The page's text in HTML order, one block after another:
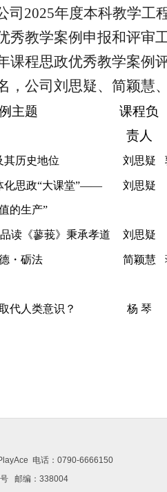
司2025年度本科教学工
秀教学案例申报和评审
课程思政优秀教学案例
， 公司 刘思疑、简颖慧
主题
课程负
责人
其历史地位 刘思疑
化思政“大课堂”——
的生产”
刘思疑
读《蓼莪》秉承孝道 刘思疑
・ 砺法 简颖慧
代人类意识？ 杨 琴
电话：0790-6666150
号邮编：338004